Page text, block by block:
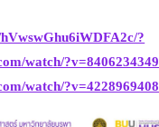
?
watch/
watch/